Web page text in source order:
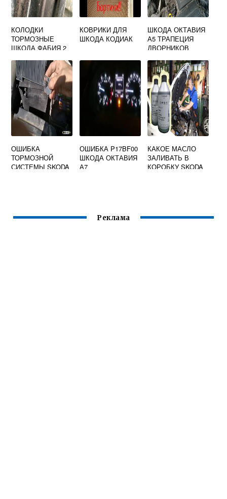
КОЛОДКИ
ТОРМОЗНЫЕ
ШКОДА ФАБИЯ 2
КОВРИКИ ДЛЯ
ШКОДА КОДИАК
ШКОДА ОКТАВИЯ
А5 ТРАПЕЦИЯ
ДВОРНИКОВ
ОШИБКА
ТОРМОЗНОЙ
СИСТЕМЫ SKODA
ОШИБКА P17BF00
ШКОДА ОКТАВИЯ
А7
КАКОЕ МАСЛО
ЗАЛИВАТЬ В
КОРОБКУ SKODA
Реклама